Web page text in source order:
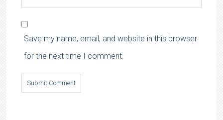
Save my name, email, and website in this browser
for the next time I comment.